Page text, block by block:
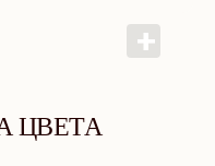
ЦВЕТА